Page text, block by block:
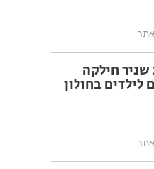
חילקה
לילדים בחולון